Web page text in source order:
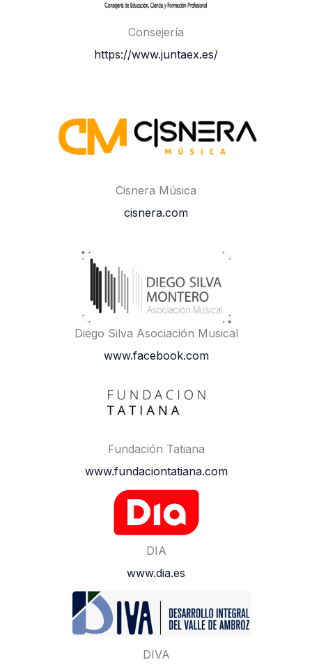
Consejería
https://www.juntaex.es/
Cisnera Música
cisnera.com
Diego Silva Asociación Musical
www.facebook.com
Fundación Tatiana
www.fundaciontatiana.com
DIA
www.dia.es
DIVA